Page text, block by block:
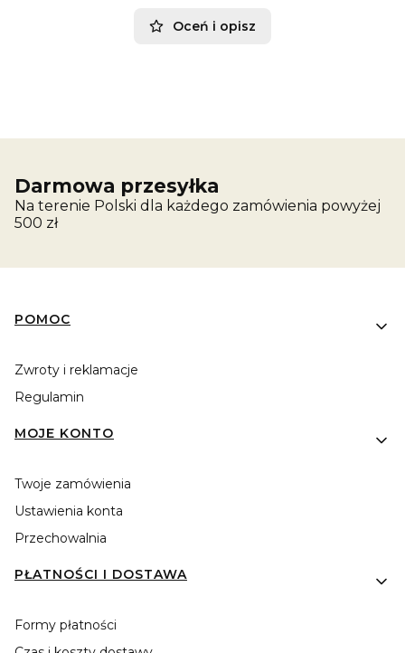
Oceń i opisz
Darmowa przesyłka
Na terenie Polski dla każdego zamówienia powyżej
500 zł
Linki w stopce
POMOC
Zwroty i reklamacje
Regulamin
MOJE KONTO
Twoje zamówienia
Ustawienia konta
Przechowalnia
PŁATNOŚCI I DOSTAWA
Formy płatności